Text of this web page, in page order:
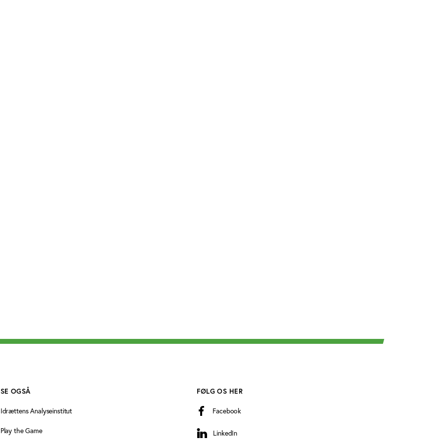
SE OGSÅ
Idrættens Analyseinstitut
Play the Game
FØLG OS HER
Facebook
LinkedIn
LinkedIn